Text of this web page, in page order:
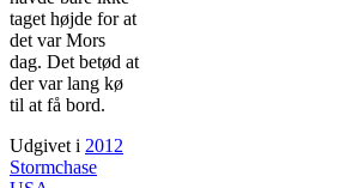
taget højde for at
det var Mors
dag. Det betød at
der var lang kø
til at få bord.
Udgivet i 2012
Stormchase